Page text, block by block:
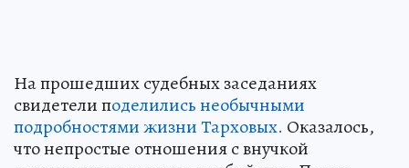
На прошедших судебных заседаниях
свидетели поделились необычными
подробностями жизни Тарховых. Оказалось,
что непростые отношения с внучкой